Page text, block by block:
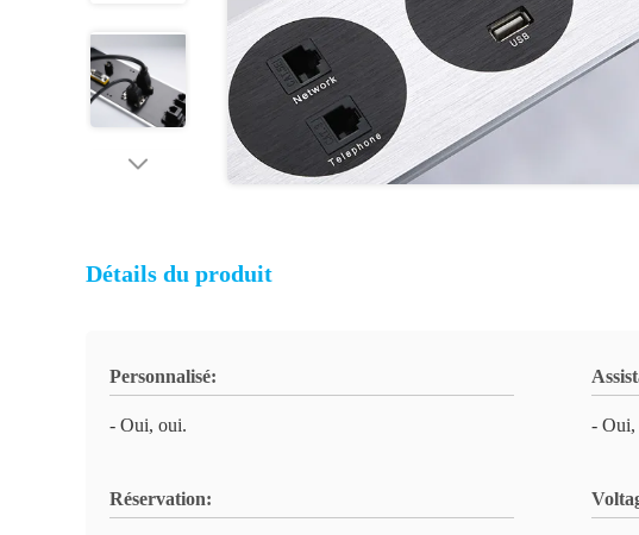
Détails du produit
Personnalisé:
- Oui, oui. - Oui,
Réservation: